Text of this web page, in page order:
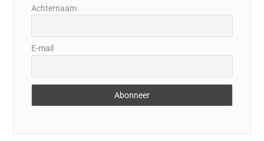
Achternaam
E-mail